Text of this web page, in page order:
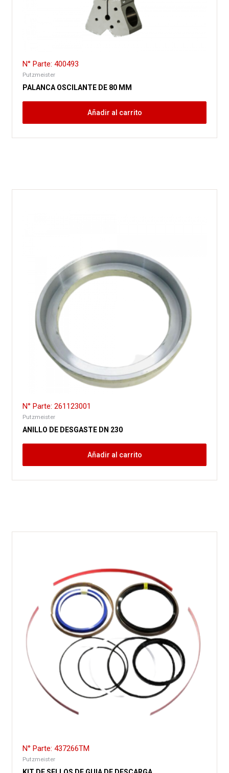
N° Parte: 400493
Putzmeister
PALANCA OSCILANTE DE 80 MM
Añadir al carrito
N° Parte: 261123001
Putzmeister
ANILLO DE DESGASTE DN 230
Añadir al carrito
N° Parte: 437266TM
Putzmeister